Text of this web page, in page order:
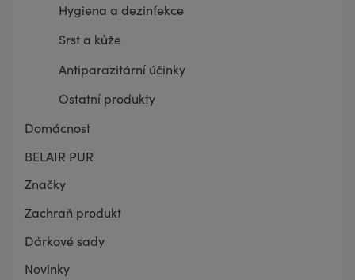
Hygiena a dezinfekce
Srst a kůže
Antiparazitární účinky
Ostatní produkty
Domácnost
BELAIR PUR
Značky
Zachraň produkt
Dárkové sady
Novinky